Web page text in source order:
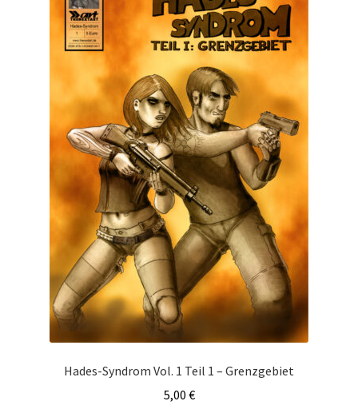
Hades-Syndrom Vol. 1 Teil 1 – Grenzgebiet
5,00 €